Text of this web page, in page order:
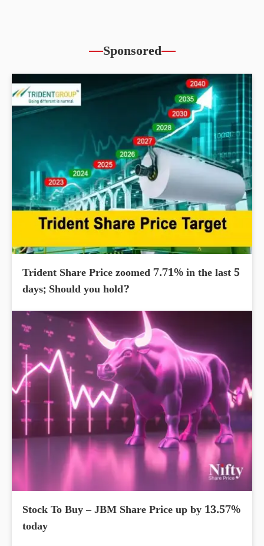
Sponsored
Trident Share Price zoomed 7.71% in the last 5
days; Should you hold?
Stock To Buy – JBM Share Price up by 13.57%
today